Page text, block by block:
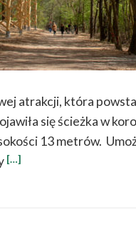
atrakcji, która
się ścieżka w
13 metrów.
[…]